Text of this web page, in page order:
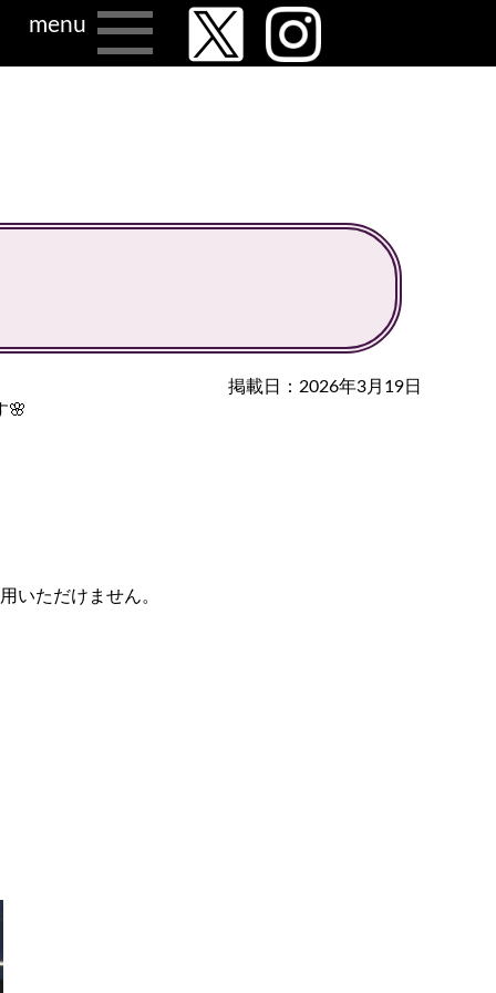
menu
掲載日：2026年3月19日
🌸
いただけません。